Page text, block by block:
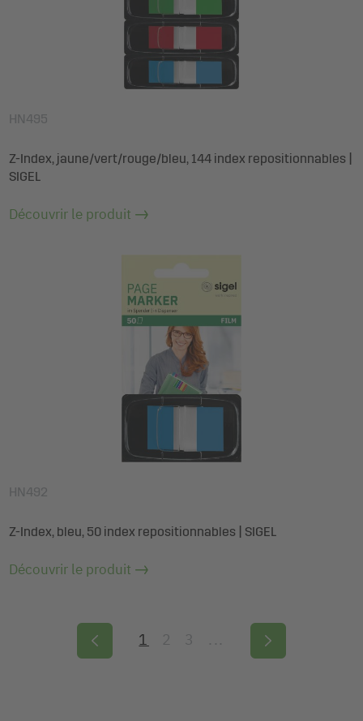
HN495
Z-Index, jaune/vert/rouge/bleu, 144 index repositionnables |
SIGEL
Découvrir le produit
HN492
Z-Index, bleu, 50 index repositionnables | SIGEL
Découvrir le produit
1 2 3 ...